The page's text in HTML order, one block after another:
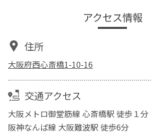
アクセス情報
住所
大阪府西心斎橋1-10-16
交通アクセス
大阪メトロ御堂筋線 心斎橋駅 徒歩１分
阪神なんば線 大阪難波駅 徒歩6分